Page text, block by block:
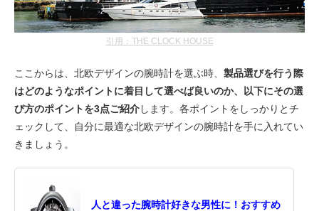
引用：THE CLOCK HOUSE
ここからは、北欧デザインの腕時計を選ぶ時、 製品選びを行う際
はどのようなポイントに着目して選べば良いのか、以下にその選
び方のポイントを3点ご紹介します。各ポイントをしっかりとチ
ェックして、自分に最適な北欧デザインの腕時計を手に入れてい
きましょう。
人と違った腕時計好きな男性に！おすすめ